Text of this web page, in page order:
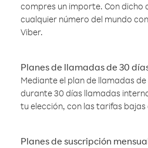
compres un importe. Con dicho
cualquier número del mundo
Viber.
Planes de llamadas de 30
Mediante el plan de llamadas
durante 30 días llamadas
tu elección, con las tarifas bajas
Planes de suscripción